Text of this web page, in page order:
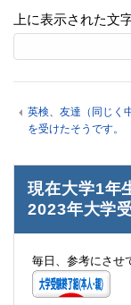
上に表示された文
英検、友達（同じく
を受けたそうです。
現在大学1年
2023年大学
毎日、参考にさせ